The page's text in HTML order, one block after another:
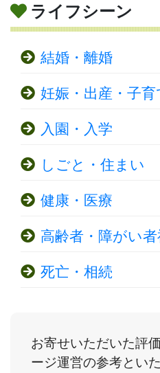
ライフシーン
結婚・離婚
妊娠・出産・子育
入園・入学
しごと・住まい
健康・医療
高齢者・障がい
死亡・相続